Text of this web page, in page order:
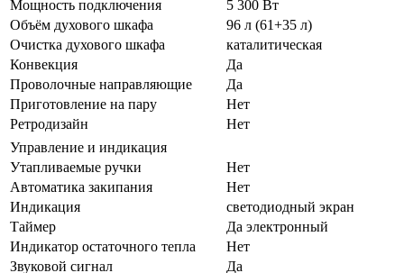
Мощность подключения
5 300 Вт
Объём духового шкафа
96 л (61+35 л)
Очистка духового шкафа
каталитическая
Конвекция
Да
Проволочные направляющие
Да
Приготовление на пару
Нет
Ретродизайн
Нет
Управление и индикация
Утапливаемые ручки
Нет
Автоматика закипания
Нет
Индикация
светодиодный экран
Таймер
Да электронный
Индикатор остаточного тепла
Нет
Звуковой сигнал
Да